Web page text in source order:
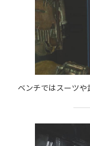
ベンチではスーツ